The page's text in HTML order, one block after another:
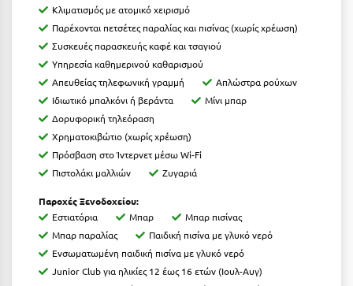
Κάρυστος
Κασσάνδρα
Καστοριά
Κατερίνη
Κέα - Τζιά
Κερατέα
Κέρκυρα
Κεφαλονιά
Κλιματισμός με ατομικό χειρισμό
Παρέχονται πετσέτες παραλίας και πισίνας (χωρίς χρέωση)
Συσκευές παρασκευής καφέ και τσαγιού
Υπηρεσία καθημερινού καθαρισμού
Απευθείας τηλεφωνική γραμμή
Απλώστρα ρούχων
Ιδιωτικό μπαλκόνι ή βεράντα
Μίνι μπαρ
Δορυφορική τηλεόραση
Χρηματοκιβώτιο (χωρίς χρέωση)
Πρόσβαση στο Ίντερνετ μέσω Wi-Fi
Πιστολάκι μαλλιών
Ζυγαριά
Παροχές Ξενοδοχείου:
Εστιατόρια
Μπαρ
Μπαρ πισίνας
Μπαρ παραλίας
Παιδική πισίνα με γλυκό νερό
Ενσωματωμένη παιδική πισίνα με γλυκό νερό
Junior Club για ηλικίες 12 έως 16 ετών (Ιουλ-Αυγ)